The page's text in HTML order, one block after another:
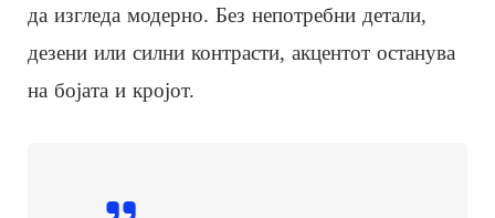
да изгледа модерно. Без непотребни детали,
дезени или силни контрасти, акцентот останува
на бојата и кројот.